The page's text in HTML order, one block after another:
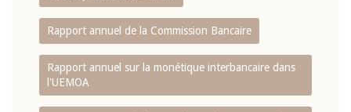
Rapport annuel de la Commission Bancaire
Rapport annuel sur la monétique interbancaire dans
l'UEMOA